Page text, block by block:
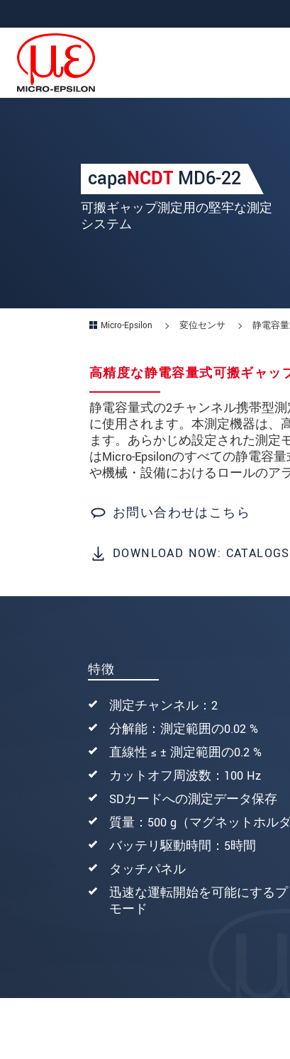
capaNCDT MD6-22
可搬ギャップ測定用の堅牢な測定
システム
Micro-Epsilon 変位センサ 静電容
高精度な静電容量式可搬ギャッ
静電容量式の2チャンネル携帯型
に使用されます。本測定機器は、
ます。あらかじめ設定された測定
はMicro-Epsilonのすべての静電容
や機械・設備におけるロールのア
お問い合わせはこちら
DOWNLOAD NOW:
特徴
測定チャンネル：2
分解能：測定範囲の0.02 %
直線性 ≤ ± 測定範囲の0.2 %
カットオフ周波数：100 Hz
SDカードへの測定データ保存
質量：500 g（マグネットホルダ
バッテリ駆動時間：5時間
タッチパネル
迅速な運転開始を可能にする
モード
あなたのリクエスト
名*
姓
郵便番号
国*
電話
メールアドレ
ス*
ご連絡願います
直接訪問してほしい
メッセージを送信する